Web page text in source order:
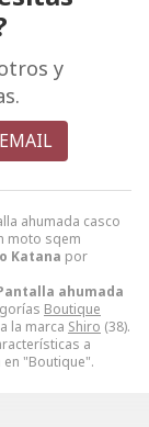
ahumada casco
moto sqem
Katana por
ahumada
Boutique
la marca Shiro (38).
a
en "Boutique".
y